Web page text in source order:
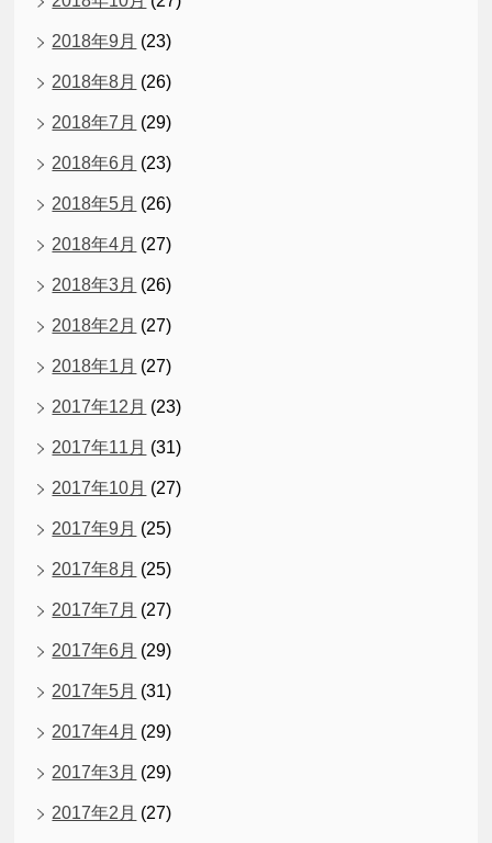
2018年9月 (23)
2018年8月 (26)
2018年7月 (29)
2018年6月 (23)
2018年5月 (26)
2018年4月 (27)
2018年3月 (26)
2018年2月 (27)
2018年1月 (27)
2017年12月 (23)
2017年11月 (31)
2017年10月 (27)
2017年9月 (25)
2017年8月 (25)
2017年7月 (27)
2017年6月 (29)
2017年5月 (31)
2017年4月 (29)
2017年3月 (29)
2017年2月 (27)